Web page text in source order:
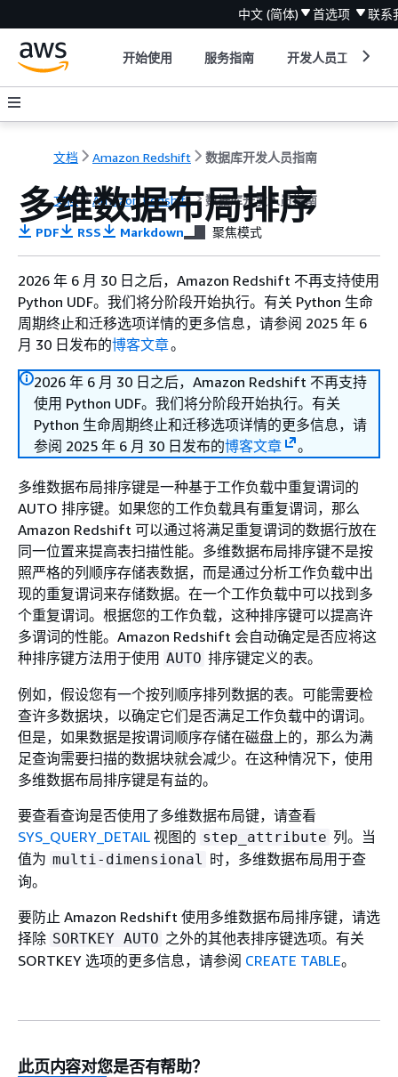
中文 (简体) 首选项 联系
开始使用 服务指南 开发人员工具
文档 Amazon Redshift 数据库开发人员指南
文档 Amazon Redshift 数据库开发人员指南
多维数据布局排序
PDF RSS Markdown 聚焦模式
2026 年 6 月 30 日之后，Amazon Redshift 不再支持使用
Python UDF。我们将分阶段开始执行。有关 Python 生命
周期终止和迁移选项详情的更多信息，请参阅 2025 年 6
月 30 日发布的博客文章。
2026 年 6 月 30 日之后，Amazon Redshift 不再支持
使用 Python UDF。我们将分阶段开始执行。有关
Python 生命周期终止和迁移选项详情的更多信息，请
参阅 2025 年 6 月 30 日发布的博客文章 。
多维数据布局排序键是一种基于工作负载中重复谓词的
AUTO 排序键。如果您的工作负载具有重复谓词，那么
Amazon Redshift 可以通过将满足重复谓词的数据行放在
同一位置来提高表扫描性能。多维数据布局排序键不是按
照严格的列顺序存储表数据，而是通过分析工作负载中出
现的重复谓词来存储数据。在一个工作负载中可以找到多
个重复谓词。根据您的工作负载，这种排序键可以提高许
多谓词的性能。Amazon Redshift 会自动确定是否应将这
种排序键方法用于使用 AUTO 排序键定义的表。
例如，假设您有一个按列顺序排列数据的表。可能需要检
查许多数据块，以确定它们是否满足工作负载中的谓词。
但是，如果数据是按谓词顺序存储在磁盘上的，那么为满
足查询需要扫描的数据块就会减少。在这种情况下，使用
多维数据布局排序键是有益的。
要查看查询是否使用了多维数据布局键，请查看
SYS_QUERY_DETAIL 视图的 step_attribute 列。当
值为 multi-dimensional 时，多维数据布局用于查
询。
要防止 Amazon Redshift 使用多维数据布局排序键，请选
择除 SORTKEY AUTO 之外的其他表排序键选项。有关
SORTKEY 选项的更多信息，请参阅 CREATE TABLE。
此页内容对您是否有帮助？